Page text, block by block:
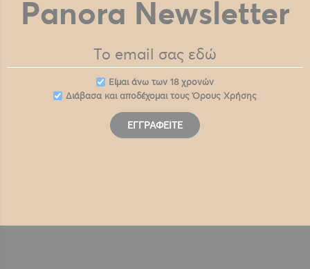
Panora Newsletter
Eίμαι άνω των 18 χρονών
Διάβασα και αποδέχομαι τουςΌρους Χρήσης
ΕΓΓΡΑΦΕΊΤΕ